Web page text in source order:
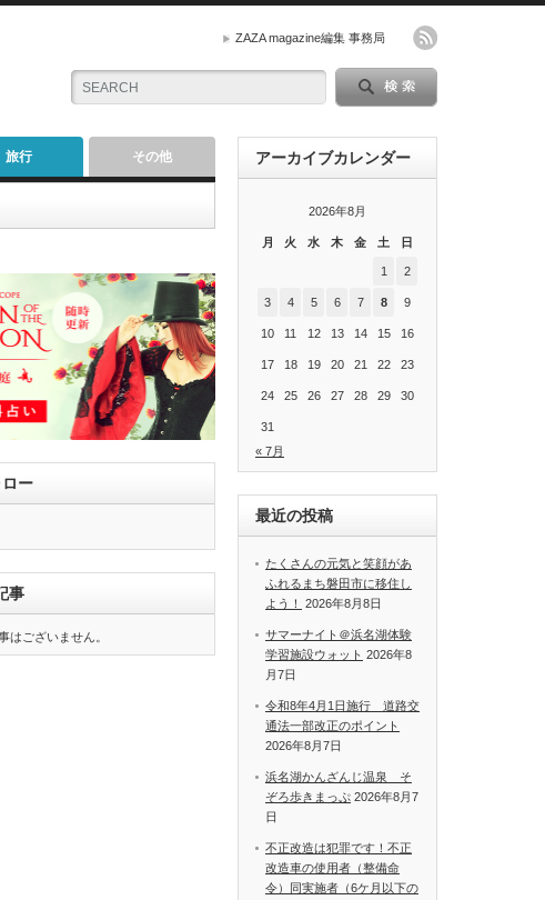
ZAZA magazine編集 事務局
旅行 その他
ー
事
はございません。
アーカイブカレンダー
2026年8月
月 火 水 木 金 土 日
1 2
3 4 5 6 7 8 9
10 11 12 13 14 15 16
17 18 19 20 21 22 23
24 25 26 27 28 29 30
31
« 7月
最近の投稿
たくさんの元気と笑顔があ
ふれるまち磐田市に移住し
よう！
2026年8月8日
サマーナイト＠浜名湖体験
学習施設ウォット 2026年8
月7日
令和8年4月1日施行 道路交
通法一部改正のポイント
2026年8月7日
浜名湖かんざんじ温泉 そ
ぞろ歩きまっぷ 2026年8月7
日
不正改造は犯罪です！不正
改造車の使用者（整備命
令）同実施者（6ケ月以下の